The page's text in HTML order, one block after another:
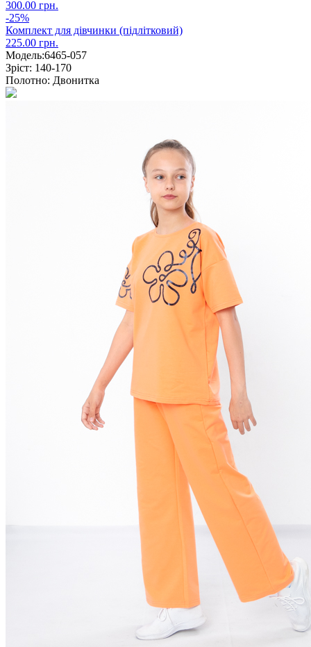
300.00 грн.
-25%
Комплект для дівчинки (підлітковий)
225.00 грн.
Модель:6465-057
Зріст: 140-170
Полотно: Двонитка